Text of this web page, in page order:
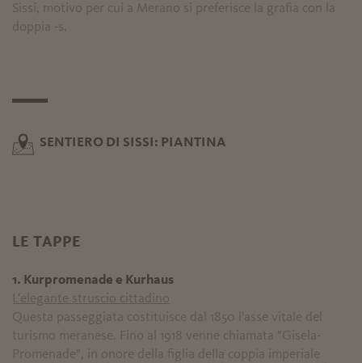
Sissi, motivo per cui a Merano si preferisce la grafia con la
doppia -s.
SENTIERO DI SISSI: PIANTINA
LE TAPPE
1. Kurpromenade e Kurhaus
L'elegante struscio cittadino
Questa passeggiata costituisce dal 1850 l'asse vitale del
turismo meranese. Fino al 1918 venne chiamata "Gisela-
Promenade", in onore della figlia della coppia imperiale